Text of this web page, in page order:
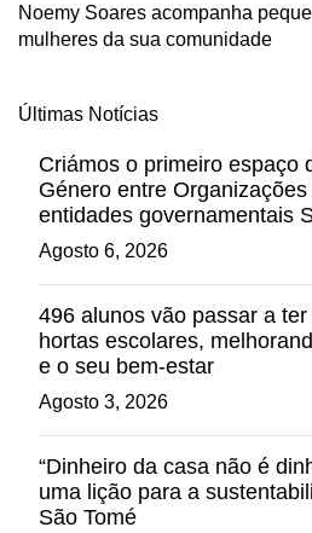
Noemy Soares acompanha
mulheres da sua comunidade
Últimas Notícias
Criámos o primeiro espaço
Género entre
entidades governamentais
Agosto 6, 2026
496 alunos vão passar a
hortas escolares,
e o seu bem-estar
Agosto 3, 2026
“Dinheiro da casa não é
uma lição para a
São Tomé